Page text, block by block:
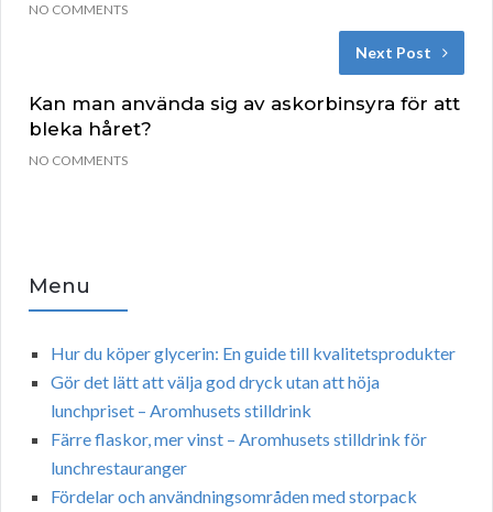
NO COMMENTS
Next Post
Kan man använda sig av askorbinsyra för att
bleka håret?
NO COMMENTS
Menu
Hur du köper glycerin: En guide till kvalitetsprodukter
Gör det lätt att välja god dryck utan att höja
lunchpriset – Aromhusets stilldrink
Färre flaskor, mer vinst – Aromhusets stilldrink för
lunchrestauranger
Fördelar och användningsområden med storpack